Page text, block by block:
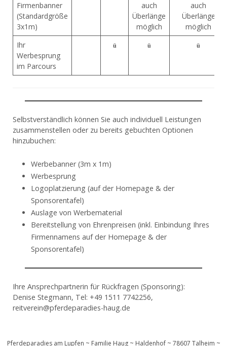
Firmenbanner
(Standardgröße
3x1m)
auch
Überlänge
möglich
auch
Überlänge
möglich
Ihr
Werbesprung
im Parcours
ü ü ü
Selbstverständlich können Sie auch individuell Leistungen
zusammenstellen oder zu bereits gebuchten Optionen
hinzubuchen:
Werbebanner (3m x 1m)
Werbesprung
Logoplatzierung (auf der Homepage & der
Sponsorentafel)
Auslage von Werbematerial
Bereitstellung von Ehrenpreisen (inkl. Einbindung Ihres
Firmennamens auf der Homepage & der
Sponsorentafel)
Ihre Ansprechpartnerin für Rückfragen (Sponsoring):
Denise Stegmann, Tel: +49 1511 7742256,
reitverein@pferdeparadies-haug.de
Pferdeparadies am Lupfen ~ Familie Haug ~ Haldenhof ~ 78607 Talheim ~